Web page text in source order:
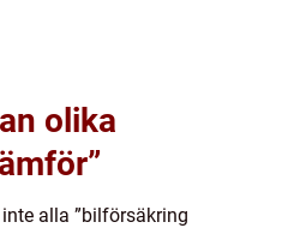
olika
alla ”bilförsäkring